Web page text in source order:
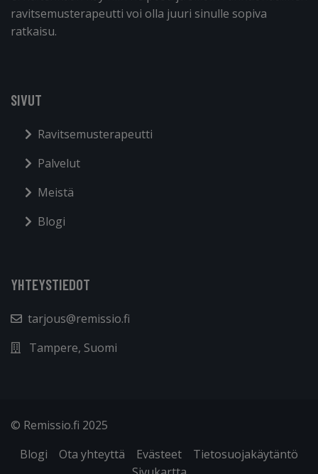
ravitsemusterapeutti voi olla juuri sinulle sopiva
ratkaisu.
SIVUT
Ravitsemusterapeutti
Palvelut
Meistä
Blogi
YHTEYSTIEDOT
tarjous@remissio.fi
Tampere, Suomi
© Remissio.fi 2025
Blogi
Ota yhteyttä Evästeet
Tietosuojakäytäntö